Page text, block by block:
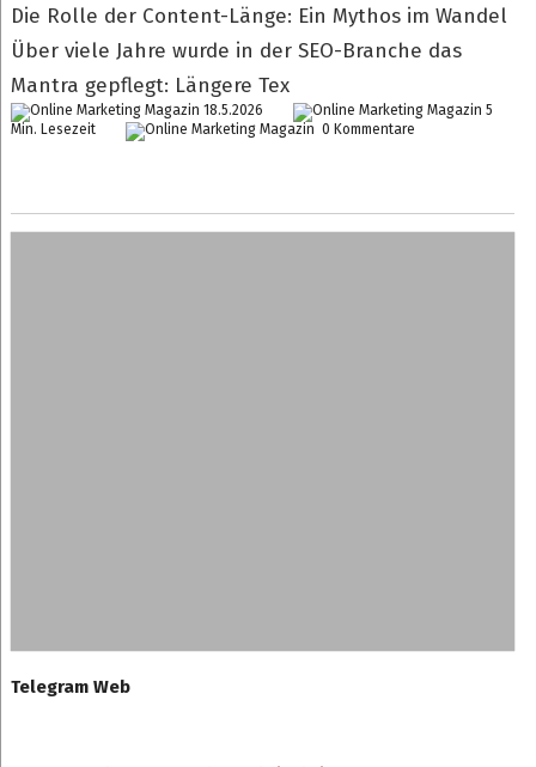
Die Rolle der Content-Länge: Ein Mythos im Wandel
Über viele Jahre wurde in der SEO-Branche das
Mantra gepflegt: Längere Tex
18.5.2026
5
Min. Lesezeit
0 Kommentare
Telegram Web